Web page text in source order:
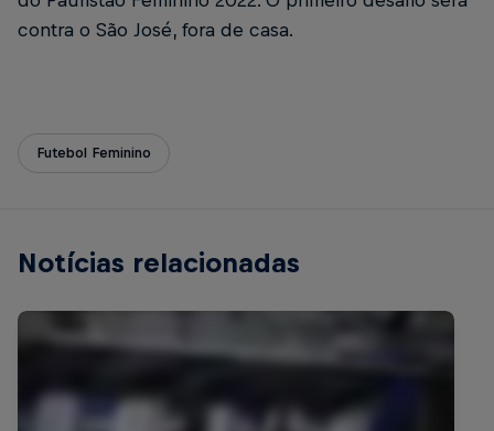
contra o São José, fora de casa.
Futebol Feminino
Notícias relacionadas